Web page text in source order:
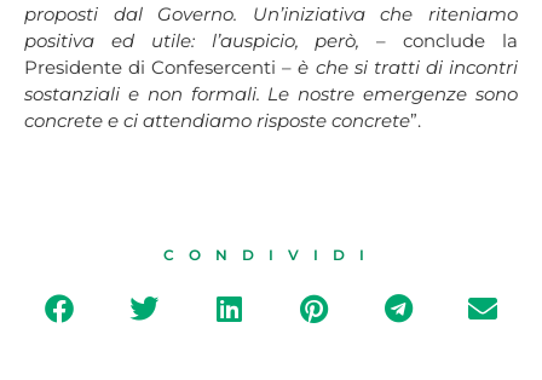
proposti dal Governo. Un’iniziativa che riteniamo
positiva ed utile: l’auspicio, però,– conclude la
Presidente di Confesercenti – è che si tratti di incontri
sostanziali e non formali. Le nostre emergenze sono
concrete e ci attendiamo risposte concrete”.
CONDIVIDI